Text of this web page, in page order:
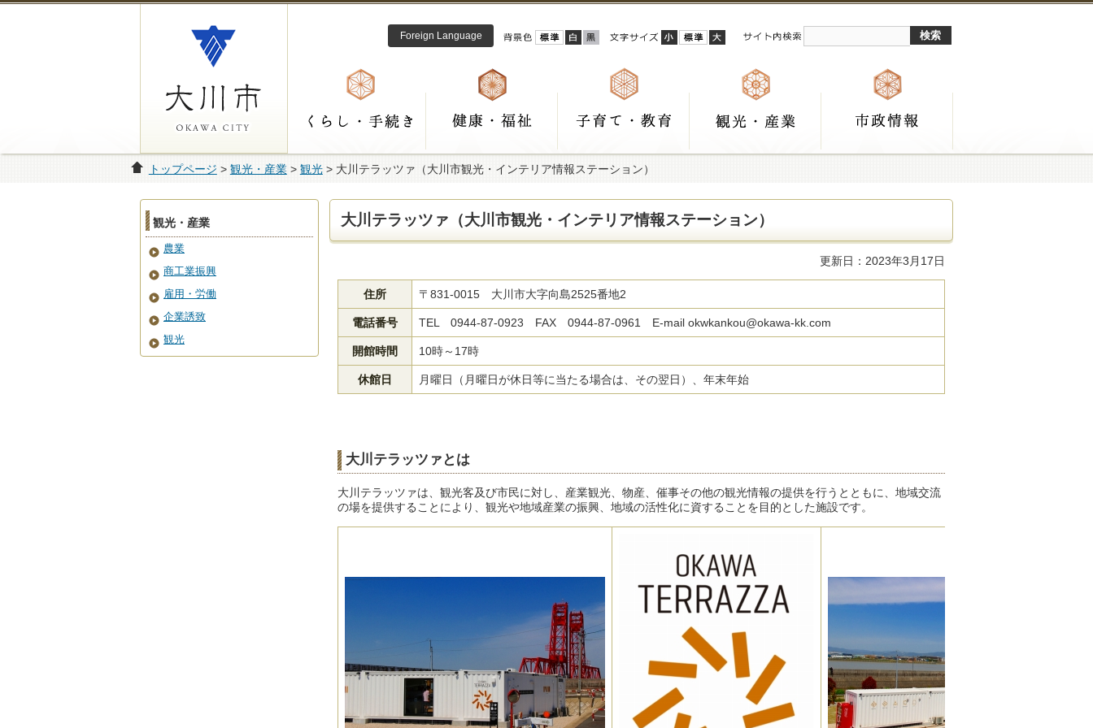
Foreign Language
トップページ > 観光・産業> 観光> 大川テラッツァ（大川市観光・インテリア情報ステーション）
大川テラッツァ（大川市観光・インテリア情報ステーション）
更新日：2023年3月17日
住所 〒831-0015 大川市大字向島2525番地2
電話番号 TEL 0944-87-0923 FAX 0944-87-0961 E-mail okwkankou@okawa-kk.com
開館時間 10時～17時
休館日 月曜日（月曜日が休日等に当たる場合は、その翌日）、年末年始
大川テラッツァとは
大川テラッツァは、観光客及び市民に対し、産業観光、物産、催事その他の観光情報の提供を行うとともに、地域交流
の場を提供することにより、観光や地域産業の振興、地域の活性化に資することを目的とした施設です。
観光・産業
農業
商工業振興
雇用・労働
企業誘致
観光